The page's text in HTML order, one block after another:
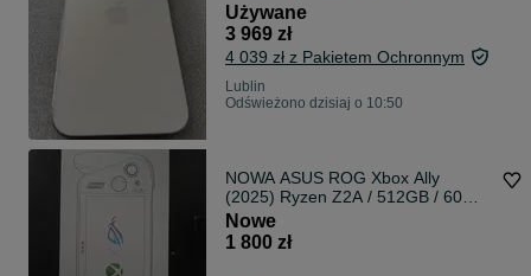
Używane
3 969 zł
4 039 zł z Pakietem Ochronnym
Lublin
Odświeżono dzisiaj o 10:50
NOWA ASUS ROG Xbox Ally
(2025) Ryzen Z2A / 512GB / 60Wh
– Zaplombowana! Odbiór osobisty
Nowe
1 800 zł